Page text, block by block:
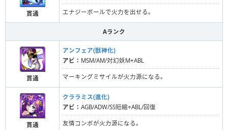
貫通 エナジーボールで火力を出せる。
Aランク
貫通
アンフェア(獣神化)
アビ： MSM/AM/対幻妖M+ABL
マーキングミサイルが火力源になる。
貫通
クララミス(進化)
アビ： AGB/ADW/SS短縮+ABL/回復
友情コンボが火力源になる。